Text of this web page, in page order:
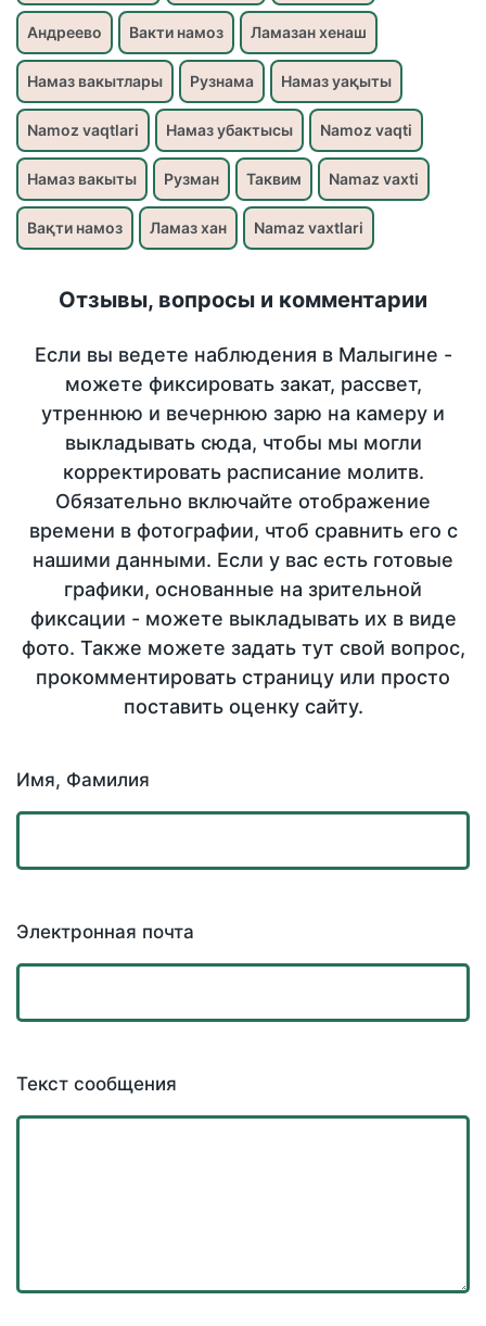
Андреево Вакти намоз Ламазан хенаш
Намаз вакытлары Рузнама Намаз уақыты
Namoz vaqtlari Намаз убактысы Namoz vaqti
Намаз вакыты Рузман Таквим Namaz vaxti
Вақти намоз Ламаз хан Namaz vaxtlari
Отзывы, вопросы и комментарии
Если вы ведете наблюдения в Малыгине -
можете фиксировать закат, рассвет,
утреннюю и вечернюю зарю на камеру и
выкладывать сюда, чтобы мы могли
корректировать расписание молитв.
Обязательно включайте отображение
времени в фотографии, чтоб сравнить его с
нашими данными. Если у вас есть готовые
графики, основанные на зрительной
фиксации - можете выкладывать их в виде
фото. Также можете задать тут свой вопрос,
прокомментировать страницу или просто
поставить оценку сайту.
Имя, Фамилия
Электронная почта
Текст сообщения